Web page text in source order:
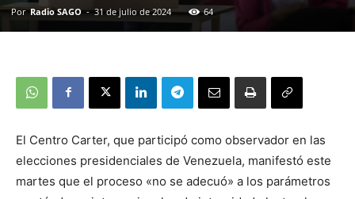
Por Radio SAGO - 31 de julio de 2024 64
El Centro Carter, que participó como observador en las
elecciones presidenciales de Venezuela, manifestó este
martes que el proceso «no se adecuó» a los parámetros